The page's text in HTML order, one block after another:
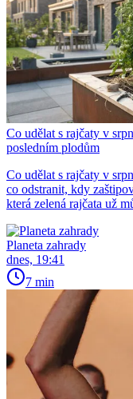
Co udělat s rajčaty v
posledním plodům
Co udělat s rajčaty v
co odstranit, kdy
která zelená rajčata už
Planeta zahrady
dnes, 19:41
7 min